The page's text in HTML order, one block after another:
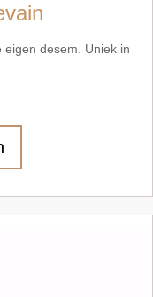
desem. Uniek in